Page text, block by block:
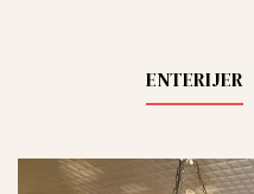
ENTERIJER